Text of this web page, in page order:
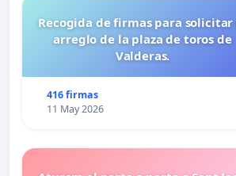
Recogida de firmas para solicitar
arreglo de la plaza de toros de
Valderas.
416 firmas
11 May 2026